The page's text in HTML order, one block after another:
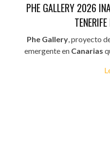
PHE GALLERY 2026
Phe Gallery, proyecto
emergente en Canarias